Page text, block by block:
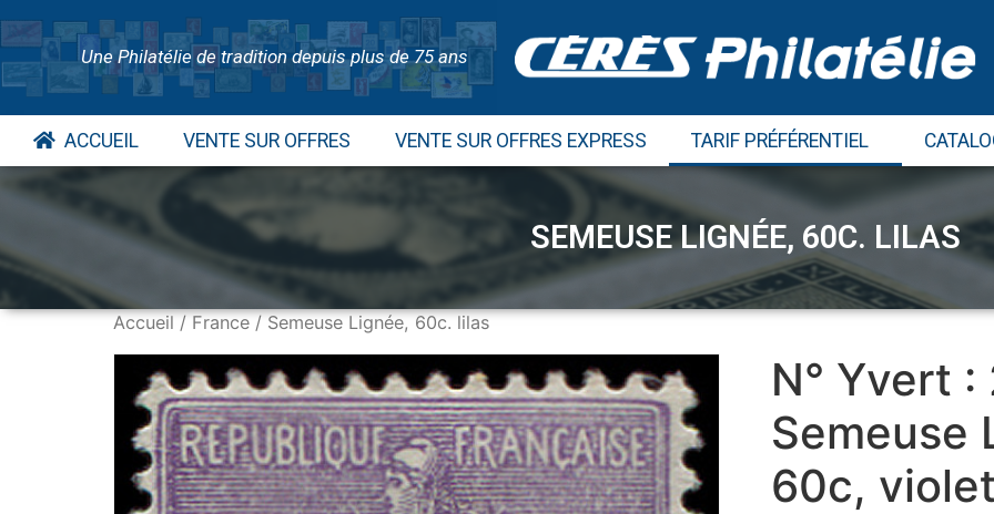
Une Philatélie de tradition depuis plus de 75 ans
ACCUEIL VENTE SUR OFFRES VENTE SUR OFFRES EXPRESS TARIF PRÉFÉRENTIEL
SEMEUSE LIGNÉE, 60C. LILAS
Accueil/France/ Semeuse Lignée, 60c. lilas
N° Yvert
Semeuse
60c,